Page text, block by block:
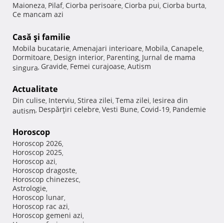
Maioneza, Pilaf, Ciorba perisoare, Ciorba pui, Ciorba burta,
Ce mancam azi
Casă şi familie
Mobila bucatarie, Amenajari interioare, Mobila, Canapele,
Dormitoare, Design interior, Parenting, Jurnal de mama
singura, Gravide, Femei curajoase, Autism
Actualitate
Din culise, Interviu, Stirea zilei, Tema zilei, Iesirea din
autism, Despărţiri celebre, Vesti Bune, Covid-19, Pandemie
Horoscop
Horoscop 2026,
Horoscop 2025,
Horoscop azi,
Horoscop dragoste,
Horoscop chinezesc,
Astrologie,
Horoscop lunar,
Horoscop rac azi,
Horoscop gemeni azi,